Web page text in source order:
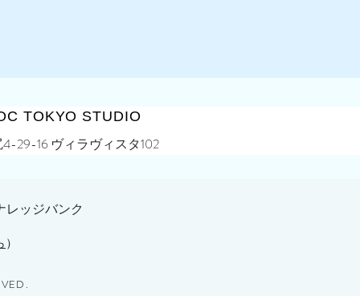
TOKYO STUDIO
29-16 ヴィラヴィスタ102
レッジバンク
）